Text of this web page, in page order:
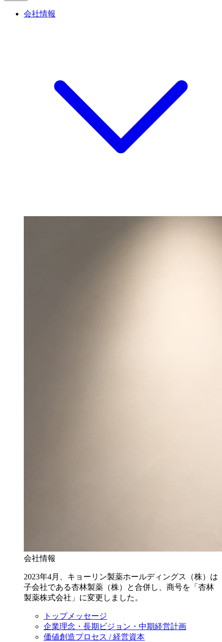
会社情報
会社情報
2023年4月、キョーリン製薬ホールディングス（株）は
子会社である杏林製薬（株）と合併し、商号を「杏林
製薬株式会社」に変更しました。
トップメッセージ
企業理念・長期ビジョン・中期経営計画
価値創造プロセス / 経営資本